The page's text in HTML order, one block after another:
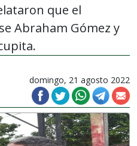
que el
Abraham Gómez y
domingo, 21 agosto 2022